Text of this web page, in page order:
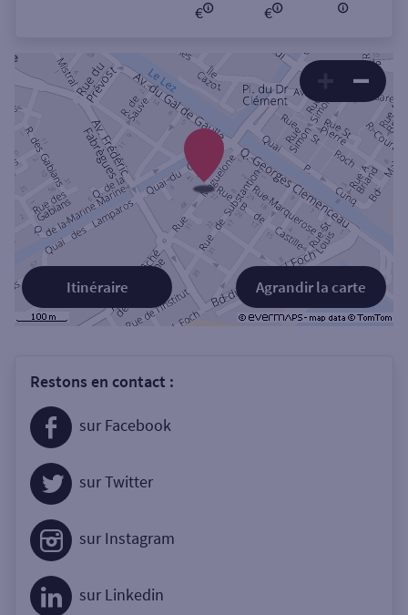
€
€
Agrandir la carte
Itinéraire
Restons en contact :
sur Facebook
sur Twitter
sur Instagram
sur Linkedin